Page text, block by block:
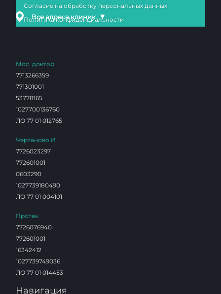
Все адреса клиник ▼
Согласие на обработку персональных данных
Политика конфиденциальности
Мос. доктор
7713266359
771301001
53778165
1027700136760
ЛО 77 01 012765
Чертаново И
7726023297
772601001
0603290
1027739180490
ЛО 77 01 004101
Протек
7726076940
772601001
16342412
1027739749036
ЛО 77 01 014453
Навигация